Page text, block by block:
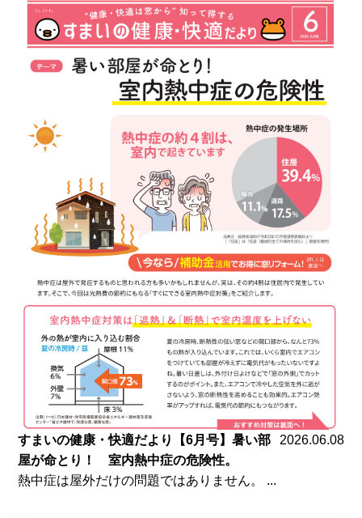
すまいの健康・快適だより【6月号】暑い部
屋が命とり！ 室内熱中症の危険性。
2026.06.08
熱中症は屋外だけの問題ではありません。 ...